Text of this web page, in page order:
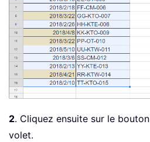
2. Cliquez ensuite sur le bouton
volet.